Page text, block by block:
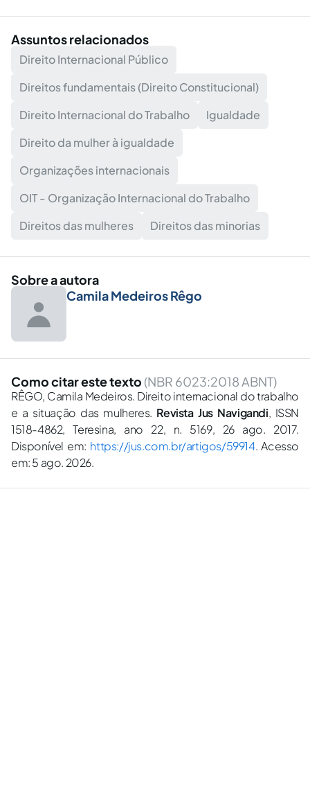
Assuntos relacionados
Direito Internacional Público
Direitos fundamentais (Direito Constitucional)
Direito Internacional do Trabalho
Igualdade
Direito da mulher à igualdade
Organizações internacionais
OIT - Organização Internacional do Trabalho
Direitos das mulheres
Direitos das minorias
Sobre a autora
Camila Medeiros Rêgo
Como citar este texto (NBR 6023:2018 ABNT)
RÊGO, Camila Medeiros. Direito internacional do trabalho
e a situação das mulheres. Revista Jus Navigandi, ISSN
1518-4862, Teresina, ano 22, n. 5169, 26 ago. 2017.
Disponível em: https://jus.com.br/artigos/59914. Acesso
em: 5 ago. 2026.